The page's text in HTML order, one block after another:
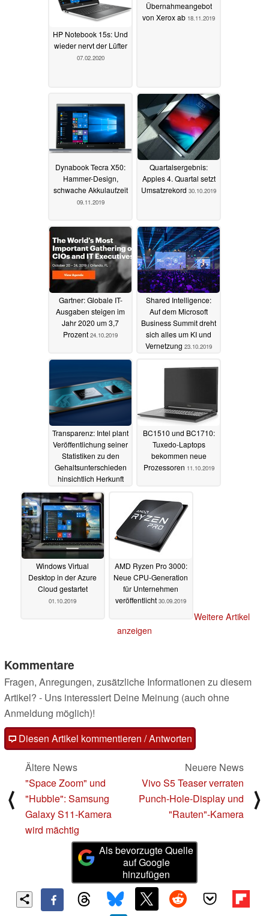
HP Notebook 15s: Und
wieder nervt der Lüfter
07.02.2020
Übernahmeangebot
von Xerox ab 18.11.2019
Dynabook Tecra X50:
Hammer-Design,
schwache Akkulaufzeit
09.11.2019
Quartalsergebnis:
Apples 4. Quartal setzt
Umsatzrekord 30.10.2019
Gartner: Globale IT-
Ausgaben steigen im
Jahr 2020 um 3,7
Prozent 24.10.2019
Shared Intelligence:
Auf dem Microsoft
Business Summit dreht
sich alles um KI und
Vernetzung 23.10.2019
Transparenz: Intel plant
Veröffentlichung seiner
Statistiken zu den
Gehaltsunterschieden
hinsichtlich Herkunft
und Geschlecht
18.10.2019
BC1510 und BC1710:
Tuxedo-Laptops
bekommen neue
Prozessoren 11.10.2019
Windows Virtual
Desktop in der Azure
Cloud gestartet
01.10.2019
AMD Ryzen Pro 3000:
Neue CPU-Generation
für Unternehmen
veröffentlicht 30.09.2019
Weitere Artikel
anzeigen
Kommentare
Fragen, Anregungen, zusätzliche Informationen zu diesem
Artikel? - Uns interessiert Deine Meinung (auch ohne
Anmeldung möglich)!
Diesen Artikel kommentieren / Antworten
⟨
Ältere News
"Space Zoom" und
"Hubble": Samsung
Galaxy S11-Kamera
wird mächtig
Neuere News
Vivo S5 Teaser verraten
Punch-Hole-Display und
"Rauten"-Kamera
⟩
Als bevorzugte Quelle
auf Google
hinzufügen